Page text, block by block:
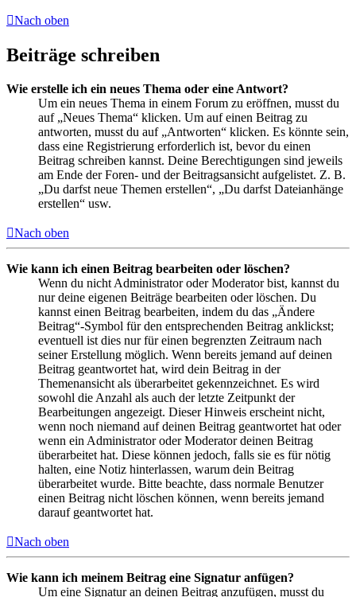
Nach oben
Beiträge schreiben
Wie erstelle ich ein neues Thema oder eine Antwort?
Um ein neues Thema in einem Forum zu eröffnen, musst du
auf „Neues Thema“ klicken. Um auf einen Beitrag zu
antworten, musst du auf „Antworten“ klicken. Es könnte sein,
dass eine Registrierung erforderlich ist, bevor du einen
Beitrag schreiben kannst. Deine Berechtigungen sind jeweils
am Ende der Foren- und der Beitragsansicht aufgelistet. Z. B.
„Du darfst neue Themen erstellen“, „Du darfst Dateianhänge
erstellen“ usw.
Nach oben
Wie kann ich einen Beitrag bearbeiten oder löschen?
Wenn du nicht Administrator oder Moderator bist, kannst du
nur deine eigenen Beiträge bearbeiten oder löschen. Du
kannst einen Beitrag bearbeiten, indem du das „Ändere
Beitrag“-Symbol für den entsprechenden Beitrag anklickst;
eventuell ist dies nur für einen begrenzten Zeitraum nach
seiner Erstellung möglich. Wenn bereits jemand auf deinen
Beitrag geantwortet hat, wird dein Beitrag in der
Themenansicht als überarbeitet gekennzeichnet. Es wird
sowohl die Anzahl als auch der letzte Zeitpunkt der
Bearbeitungen angezeigt. Dieser Hinweis erscheint nicht,
wenn noch niemand auf deinen Beitrag geantwortet hat oder
wenn ein Administrator oder Moderator deinen Beitrag
überarbeitet hat. Diese können jedoch, falls sie es für nötig
halten, eine Notiz hinterlassen, warum dein Beitrag
überarbeitet wurde. Bitte beachte, dass normale Benutzer
einen Beitrag nicht löschen können, wenn bereits jemand
darauf geantwortet hat.
Nach oben
Wie kann ich meinem Beitrag eine Signatur anfügen?
Um eine Signatur an deinen Beitrag anzufügen, musst du